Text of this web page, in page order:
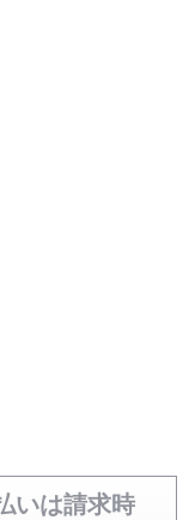
いは請求時